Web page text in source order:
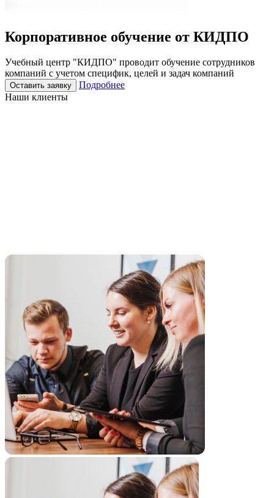
Корпоративное обучение от КИДПО
Учебный центр "КИДПО" проводит обучение сотрудников
компаний с учетом специфик, целей и задач компаний
Оставить заявку
Подробнее
Наши клиенты